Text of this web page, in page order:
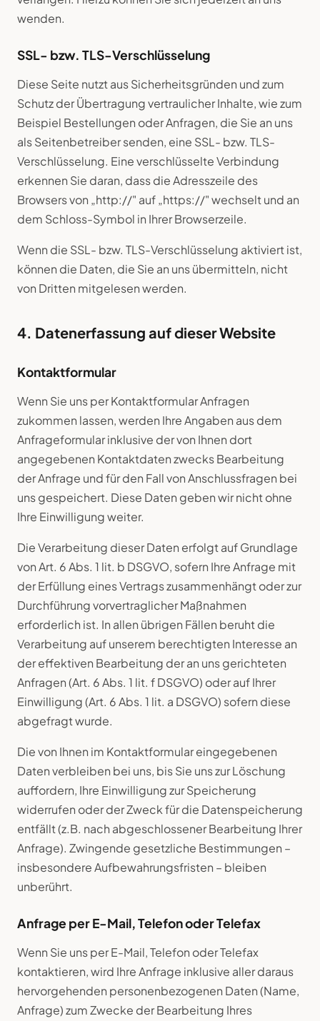
wenden.
SSL- bzw. TLS-Verschlüsselung
Diese Seite nutzt aus Sicherheitsgründen und zum
Schutz der Übertragung vertraulicher Inhalte, wie zum
Beispiel Bestellungen oder Anfragen, die Sie an uns
als Seitenbetreiber senden, eine SSL- bzw. TLS-
Verschlüsselung. Eine verschlüsselte Verbindung
erkennen Sie daran, dass die Adresszeile des
Browsers von „http://" auf „https://" wechselt und an
dem Schloss-Symbol in Ihrer Browserzeile.
Wenn die SSL- bzw. TLS-Verschlüsselung aktiviert ist,
können die Daten, die Sie an uns übermitteln, nicht
von Dritten mitgelesen werden.
4. Datenerfassung auf dieser Website
Kontaktformular
Wenn Sie uns per Kontaktformular Anfragen
zukommen lassen, werden Ihre Angaben aus dem
Anfrageformular inklusive der von Ihnen dort
angegebenen Kontaktdaten zwecks Bearbeitung
der Anfrage und für den Fall von Anschlussfragen bei
uns gespeichert. Diese Daten geben wir nicht ohne
Ihre Einwilligung weiter.
Die Verarbeitung dieser Daten erfolgt auf Grundlage
von Art. 6 Abs. 1 lit. b DSGVO, sofern Ihre Anfrage mit
der Erfüllung eines Vertrags zusammenhängt oder zur
Durchführung vorvertraglicher Maßnahmen
erforderlich ist. In allen übrigen Fällen beruht die
Verarbeitung auf unserem berechtigten Interesse an
der effektiven Bearbeitung der an uns gerichteten
Anfragen (Art. 6 Abs. 1 lit. f DSGVO) oder auf Ihrer
Einwilligung (Art. 6 Abs. 1 lit. a DSGVO) sofern diese
abgefragt wurde.
Die von Ihnen im Kontaktformular eingegebenen
Daten verbleiben bei uns, bis Sie uns zur Löschung
auffordern, Ihre Einwilligung zur Speicherung
widerrufen oder der Zweck für die Datenspeicherung
entfällt (z.B. nach abgeschlossener Bearbeitung Ihrer
Anfrage). Zwingende gesetzliche Bestimmungen –
insbesondere Aufbewahrungsfristen – bleiben
unberührt.
Anfrage per E-Mail, Telefon oder Telefax
Wenn Sie uns per E-Mail, Telefon oder Telefax
kontaktieren, wird Ihre Anfrage inklusive aller daraus
hervorgehenden personenbezogenen Daten (Name,
Anfrage) zum Zwecke der Bearbeitung Ihres